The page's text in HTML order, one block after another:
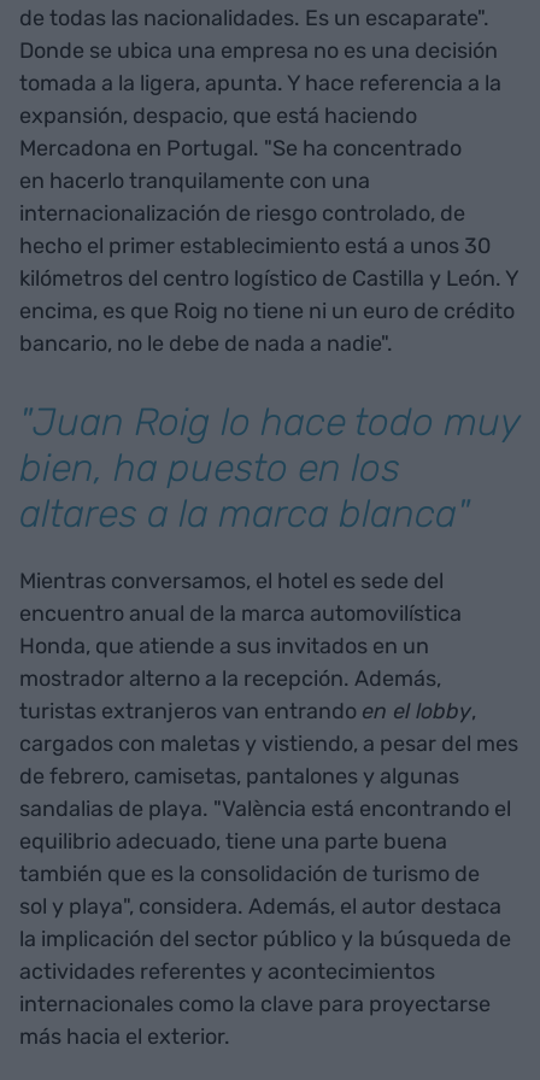
de todas las nacionalidades. Es un escaparate".
Donde se ubica una empresa no es una decisión
tomada a la ligera, apunta. Y hace referencia a la
expansión, despacio, que está haciendo
Mercadona en Portugal. "Se ha concentrado
en hacerlo tranquilamente con una
internacionalización de riesgo controlado, de
hecho el primer establecimiento está a unos 30
kilómetros del centro logístico de Castilla y León. Y
encima, es que Roig no tiene ni un euro de crédito
bancario, no le debe de nada a nadie".
"Juan Roig lo hace todo muy
bien, ha puesto en los
altares a la marca blanca"
Mientras conversamos, el hotel es sede del
encuentro anual de la marca automovilística
Honda, que atiende a sus invitados en un
mostrador alterno a la recepción. Además,
turistas extranjeros van entrando en el lobby,
cargados con maletas y vistiendo, a pesar del mes
de febrero, camisetas, pantalones y algunas
sandalias de playa. "València está encontrando el
equilibrio adecuado, tiene una parte buena
también que es la consolidación de turismo de
sol y playa", considera. Además, el autor destaca
la implicación del sector público y la búsqueda de
actividades referentes y acontecimientos
internacionales como la clave para proyectarse
más hacia el exterior.